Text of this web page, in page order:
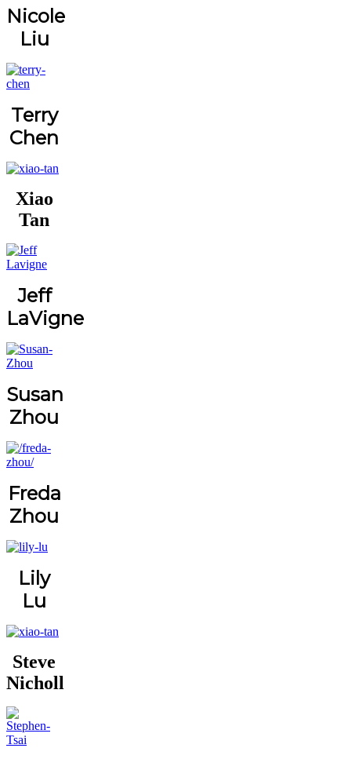
Nicole
Liu
Terry
Chen
Xiao
Tan
Jeff
LaVigne
Susan
Zhou
Freda
Zhou
Lily
Lu
Steve
Nicholl